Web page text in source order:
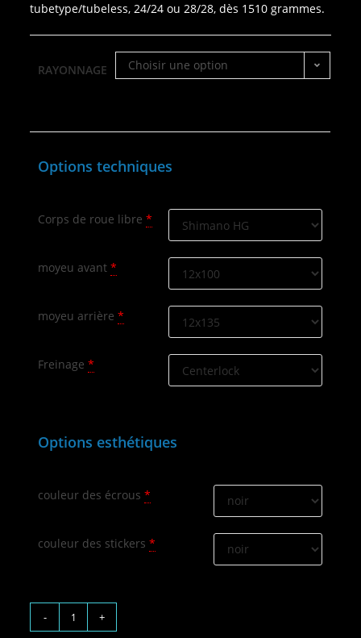
tubetype/tubeless, 24/24 ou 28/28, dès 1510 grammes.
RAYONNAGE Choisir une option
Options techniques
Corps de roue libre *
moyeu avant *
moyeu arrière *
Freinage *
Options esthétiques
couleur des écrous *
couleur des stickers *
- +